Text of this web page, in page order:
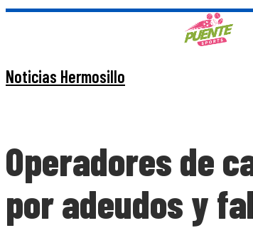
Noticias Hermosillo
Operadores de
por adeudos y